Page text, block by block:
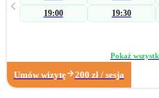
skierowania na badania laboratoryjne
przyczyn zaburzenia, a następnie
psychogennych. W zakresie wsparcia
osobom indywidualnym podczas
Pracuję również z: • zaburzeniami
od pornografii oraz masturbacji, •
seksualność. Poza obszarem seksuologicznym wspieram osoby z trudnościami
19:00
19:30
Pokaż
Umów wizytę 200 zł / sesja